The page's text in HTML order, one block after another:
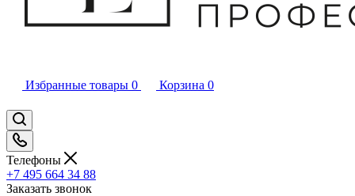
Избранные товары 0 Корзина 0
Телефоны
+7 495 664 34 88
Заказать звонок